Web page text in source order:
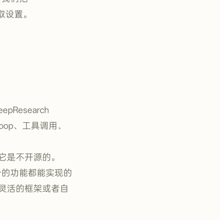
置。
、工具调用、
不开源的。
功能都能实现的
活的框架或者自